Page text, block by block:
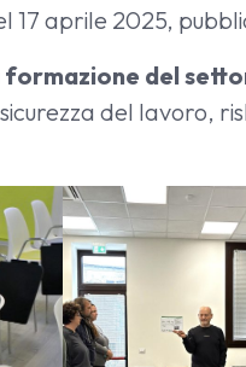
17 aprile 2025,
del
del lavoro,